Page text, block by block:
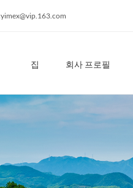
집 회사 프로필